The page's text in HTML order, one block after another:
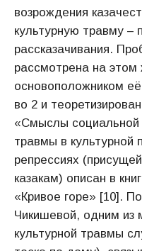
возрождения
культурную травму –
рассказачивания.
рассмотрена на
основоположником
во 2 и
«Смыслы
травмы в культурной
репрессиях
казакам) описан в
«Кривое горе» [10].
Чикишевой, одним из
культурной травмы